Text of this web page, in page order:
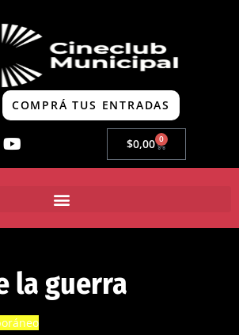
COMPRÁ TUS ENTRADAS
$0,00 0
la guerra